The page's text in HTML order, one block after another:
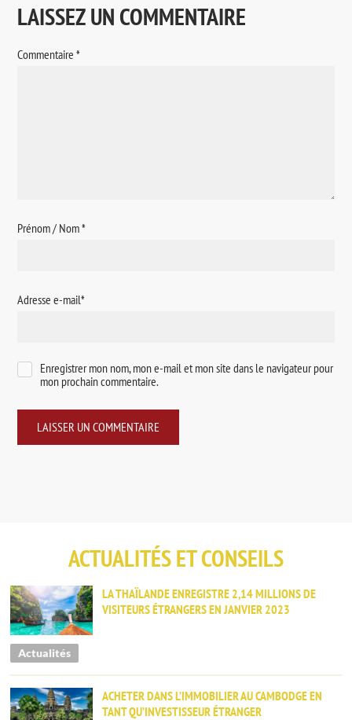
LAISSEZ UN COMMENTAIRE
Commentaire*
Prénom / Nom*
Adresse e-mail*
Enregistrer mon nom, mon e-mail et mon site dans le navigateur pour
mon prochain commentaire.
ACTUALITÉS ET CONSEILS
LA THAÏLANDE ENREGISTRE 2,14 MILLIONS DE
VISITEURS ÉTRANGERS EN JANVIER 2023
Actualités
ACHETER DANS L’IMMOBILIER AU CAMBODGE EN
TANT QU’INVESTISSEUR ÉTRANGER